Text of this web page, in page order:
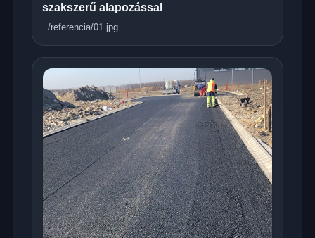
szakszerű alapozással
../referencia/01.jpg